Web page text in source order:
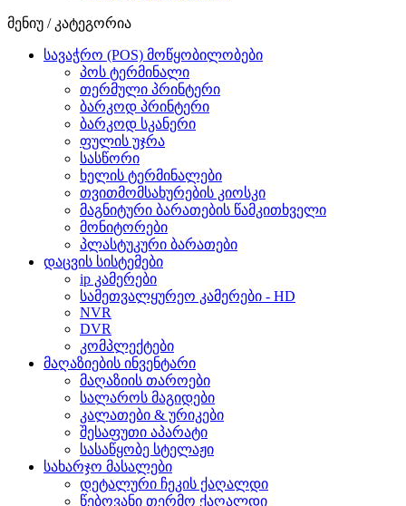
მენიუ / კატეგორია
სავაჭრო (POS) მოწყობილობები
პოს ტერმინალი
თერმული პრინტერი
ბარკოდ პრინტერი
ბარკოდ სკანერი
ფულის უჯრა
სასწორი
ხელის ტერმინალები
თვითმომსახურების კიოსკი
მაგნიტური ბარათების წამკითხველი
მონიტორები
პლასტუკური ბარათები
დაცვის სისტემები
ip კამერები
სამეთვალყურეო კამერები - HD
NVR
DVR
კომპლექტები
მაღაზიების ინვენტარი
მაღაზიის თაროები
სალაროს მაგიდები
კალათები & ურიკები
შესაფუთი აპარატი
სასაწყობე სტელაჟი
სახარჯო მასალები
დეტალური ჩეკის ქაღალდი
წებოვანი თერმო ქაღალდი